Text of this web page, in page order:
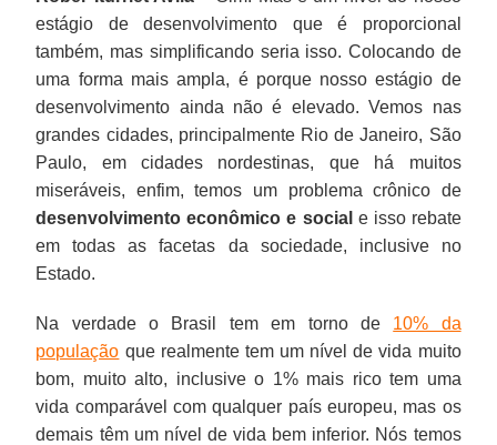
estágio de desenvolvimento que é proporcional
também, mas simplificando seria isso. Colocando de
uma forma mais ampla, é porque nosso estágio de
desenvolvimento ainda não é elevado. Vemos nas
grandes cidades, principalmente Rio de Janeiro, São
Paulo, em cidades nordestinas, que há muitos
miseráveis, enfim, temos um problema crônico de
desenvolvimento econômico e social e isso rebate
em todas as facetas da sociedade, inclusive no
Estado.
Na verdade o Brasil tem em torno de 10% da
população que realmente tem um nível de vida muito
bom, muito alto, inclusive o 1% mais rico tem uma
vida comparável com qualquer país europeu, mas os
demais têm um nível de vida bem inferior. Nós temos